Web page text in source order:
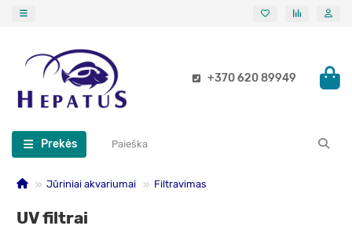
+370 620 89949
Prekės
Jūriniai akvariumai Filtravimas
UV filtrai